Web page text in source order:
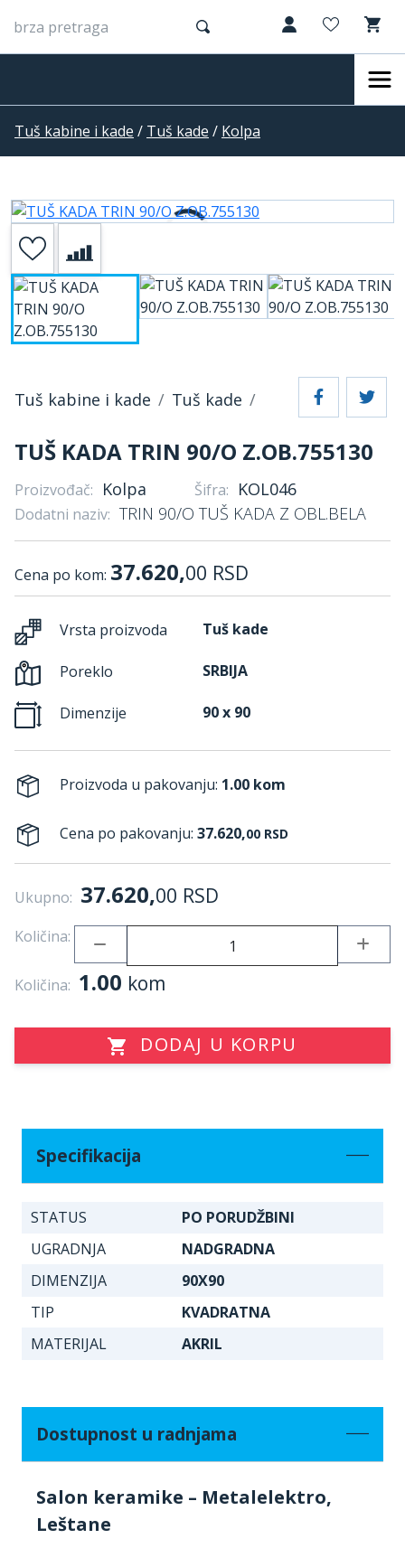
Tuš kabine i kade / Tuš kade / Kolpa
Tuš kabine i kade Tuš kade
TUŠ KADA TRIN 90/O Z.OB.755130
Proizvođač: Kolpa Šifra: KOL046
Dodatni naziv: TRIN 90/O TUŠ KADA Z OBL.BELA
Cena po kom: 37.620,00 RSD
Vrsta proizvoda Tuš kade
Poreklo SRBIJA
Dimenzije 90 x 90
Proizvoda u pakovanju: 1.00 kom
Cena po pakovanju: 37.620,00 RSD
Ukupno: 37.620,00 RSD
Količina:
Količina: 1.00 kom
DODAJ U KORPU
Specifikacija
STATUS
PO PORUDŽBINI
UGRADNJA
NADGRADNA
DIMENZIJA
90X90
TIP
KVADRATNA
MATERIJAL
AKRIL
Dostupnost u radnjama
Salon keramike – Metalelektro,
Leštane